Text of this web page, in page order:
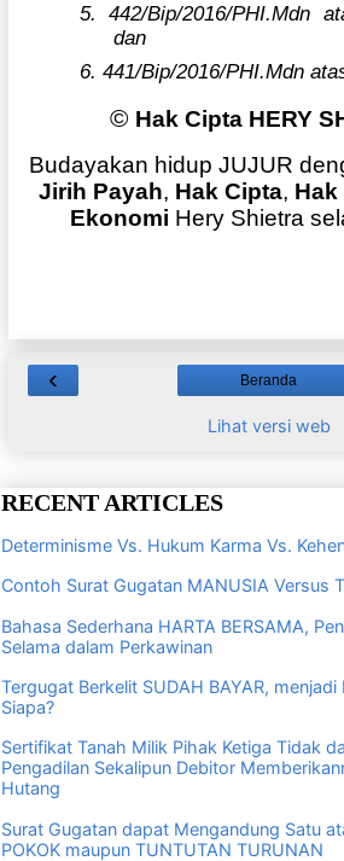
5. 442/Bip/2016/PHI.Mdn
dan
6. 441/Bip/2016/PHI.Mdn
© Hak Cipta HERY
Budayakan hidup JUJUR
Jirih Payah, Hak Cipta, Hak
Ekonomi Hery Shietra
‹ Beranda
Lihat versi web
RECENT ARTICLES
Determinisme Vs. Hukum Karma Vs.
Contoh Surat Gugatan MANUSIA Versus
Bahasa Sederhana HARTA BERSAMA,
Selama dalam Perkawinan
Tergugat Berkelit SUDAH BAYAR,
Siapa?
Sertifikat Tanah Milik Pihak Ketiga Tidak
Pengadilan Sekalipun Debitor
Hutang
Surat Gugatan dapat Mengandung Satu
POKOK maupun TUNTUTAN TURUNAN